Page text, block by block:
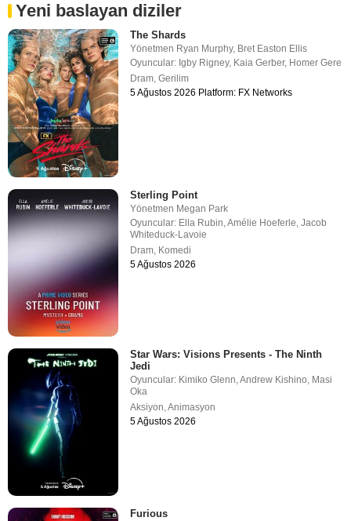
Yeni baslayan diziler
The Shards
Yönetmen Ryan Murphy, Bret Easton Ellis
Oyuncular: Igby Rigney, Kaia Gerber, Homer Gere
Dram,Gerilim
5 Ağustos 2026 Platform: FX Networks
Sterling Point
Yönetmen Megan Park
Oyuncular: Ella Rubin ,Amélie Hoeferle ,Jacob
Whiteduck-Lavoie
Dram Komedi
5 Ağustos 2026
Star Wars: Visions Presents - The Ninth
Jedi
Oyuncular: Kimiko Glenn,Andrew Kishino, Masi
Oka
Aksiyon,Animasyon
5 Ağustos 2026
Furious